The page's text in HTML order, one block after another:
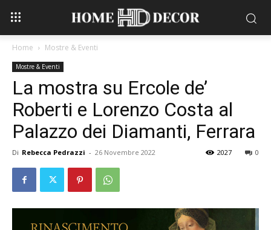
Home Mostre & Eventi
Mostre & Eventi
La mostra su Ercole de’
Roberti e Lorenzo Costa al
Palazzo dei Diamanti, Ferrara
Di Rebecca Pedrazzi - 26 Novembre 2022 0
2027